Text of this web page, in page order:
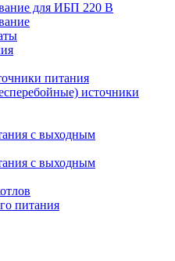
для ИБП 220 В
питания
источники
с выходным
с выходным
питания